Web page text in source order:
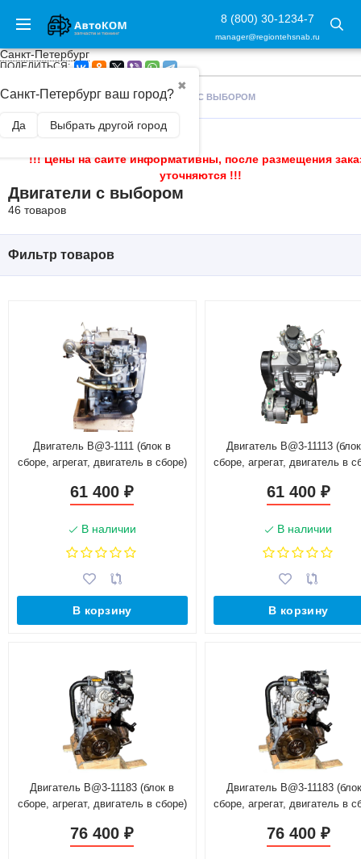
8 (800) 30-1234-7
manager@regiontehsnab.ru
Санкт-Петербург
✖
Санкт-Петербург ваш город?
Да Выбрать другой город
ПОДЕЛИТЬСЯ:
ГЛАВНАЯ / ДВИГАТЕЛИ ДВИГАТЕЛИ С ВЫБОРОМ
!!! Цены на сайте информативны, после размещения
уточняются !!!
Двигатели с выбором
46 товаров
Фильтр товаров
Двигатель B@3-1111 (блок в
сборе, агрегат, двигатель в сборе)
61 400₽
В наличии
В корзину
Двигатель B@3-11113
сборе, агрегат, двигатель в
61 400 ₽
В наличии
В корзину
Двигатель B@3-11183 (блок в
сборе, агрегат, двигатель в сборе)
76 400₽
Двигатель B@3-11183
сборе, агрегат, двигатель в
76 400 ₽